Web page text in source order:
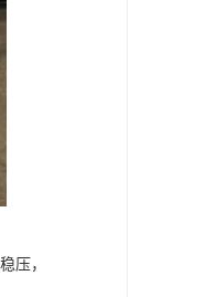
压，